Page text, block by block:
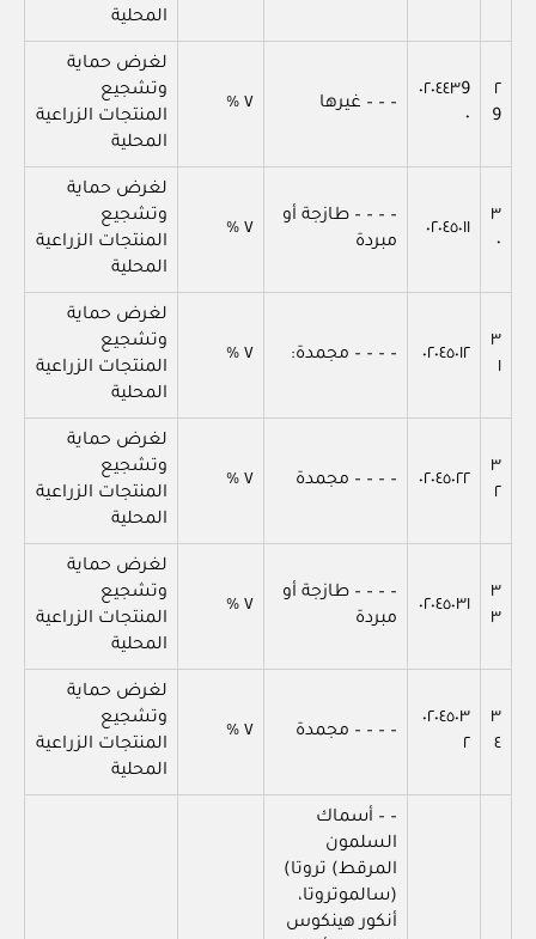
المحلية
٢
9
٠٢٠٤٤٣9
٠
– – – غيرها ٧ %
لغرض حماية
وتشجيع
المنتجات الزراعية
المحلية
٣
٠
٠٢٠٤٥٠١١
– – – – طازجة أو
مبردة
٧ %
لغرض حماية
وتشجيع
المنتجات الزراعية
المحلية
٣
١
٠٢٠٤٥٠١٢ – – – – مجمدة: ٧ %
لغرض حماية
وتشجيع
المنتجات الزراعية
المحلية
٣
٢
٠٢٠٤٥٠٢٢ – – – – مجمدة ٧ %
لغرض حماية
وتشجيع
المنتجات الزراعية
المحلية
٣
٣
٠٢٠٤٥٠٣١
– – – – طازجة أو
مبردة
٧ %
لغرض حماية
وتشجيع
المنتجات الزراعية
المحلية
٣
٤
٠٢٠٤٥٠٣
٢
– – – – مجمدة ٧ %
لغرض حماية
وتشجيع
المنتجات الزراعية
المحلية
– – أسماك
السلمون
المرقط) تروتا)
(سالموتروتا،
أنكور هينكوس